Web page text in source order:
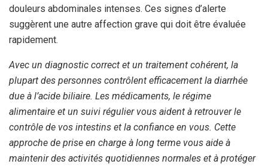
douleurs abdominales intenses. Ces signes d’alerte
suggèrent une autre affection grave qui doit être évaluée
rapidement.
Avec un diagnostic correct et un traitement cohérent, la
plupart des personnes contrôlent efficacement la diarrhée
due à l’acide biliaire. Les médicaments, le régime
alimentaire et un suivi régulier vous aident à retrouver le
contrôle de vos intestins et la confiance en vous. Cette
approche de prise en charge à long terme vous aide à
maintenir des activités quotidiennes normales et à protéger